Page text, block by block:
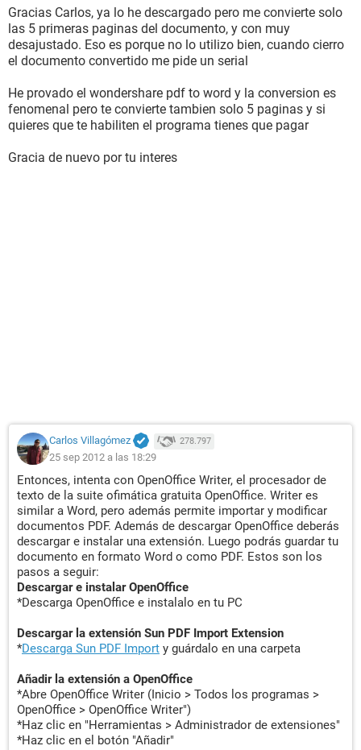
Gracias Carlos, ya lo he descargado pero me convierte solo
las 5 primeras paginas del documento, y con muy
desajustado. Eso es porque no lo utilizo bien, cuando cierro
el documento convertido me pide un serial
He provado el wondershare pdf to word y la conversion es
fenomenal pero te convierte tambien solo 5 paginas y si
quieres que te habiliten el programa tienes que pagar
Gracia de nuevo por tu interes
Carlos Villagómez 278.797
25 sep 2012 a las 18:29
Entonces, intenta con OpenOffice Writer, el procesador de
texto de la suite ofimática gratuita OpenOffice. Writer es
similar a Word, pero además permite importar y modificar
documentos PDF. Además de descargar OpenOffice deberás
descargar e instalar una extensión. Luego podrás guardar tu
documento en formato Word o como PDF. Estos son los
pasos a seguir:
Descargar e instalar OpenOffice
*Descarga OpenOffice e instalalo en tu PC
Descargar la extensión Sun PDF Import Extension
*Descarga Sun PDF Import y guárdalo en una carpeta
Añadir la extensión a OpenOffice
*Abre OpenOffice Writer (Inicio > Todos los programas >
OpenOffice > OpenOffice Writer")
*Haz clic en "Herramientas > Administrador de extensiones"
*Haz clic en el botón "Añadir"